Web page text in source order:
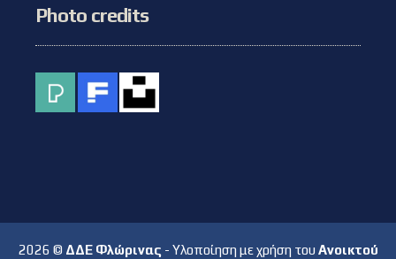
Photo credits
2026 © ΔΔΕ Φλώρινας - Υλοποίηση με χρήση του Ανοικτού